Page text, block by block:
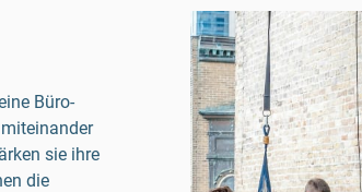
Büro-
sie ihre
die